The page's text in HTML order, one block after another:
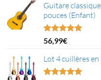
Guitare
pouces (Enfant)
Note5.00
sur 5
56,99€
Lot 4 cuillères